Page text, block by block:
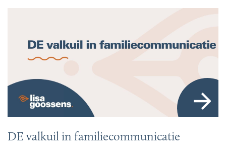
DE valkuil in familiecommunicatie